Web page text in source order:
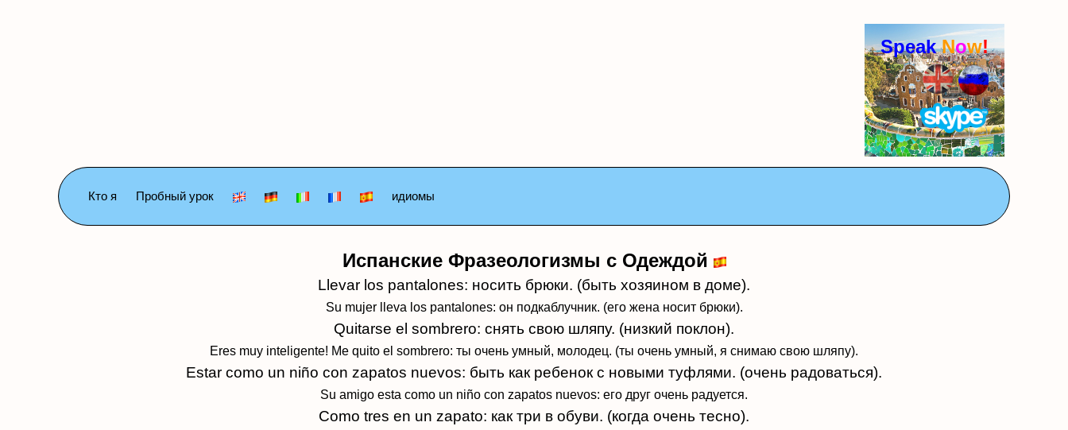
Speak Now!
Кто я Пробный урок идиомы
Испанские Фразеологизмы с Одеждой
Llevar los pantalones: носить брюки. (быть хозяином в доме).
Su mujer lleva los pantalones: он подкаблучник. (его жена носит брюки).
Quitarse el sombrero: снять свою шляпу. (низкий поклон).
Eres muy inteligente! Me quito el sombrero: ты очень умный, молодец. (ты очень умный, я снимаю свою шляпу).
Estar como un niño con zapatos nuevos: быть как ребенок с новыми туфлями. (очень радоваться).
Su amigo esta como un niño con zapatos nuevos: его друг очень радуется.
Como tres en un zapato: как три в обуви. (когда очень тесно).